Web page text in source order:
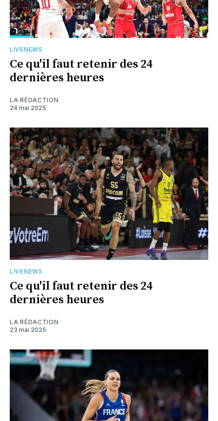
LIVENEWS
Ce qu'il faut retenir des 24
dernières heures
LA RÉDACTION
24 mai 2025
LIVENEWS
Ce qu'il faut retenir des 24
dernières heures
LA RÉDACTION
23 mai 2025